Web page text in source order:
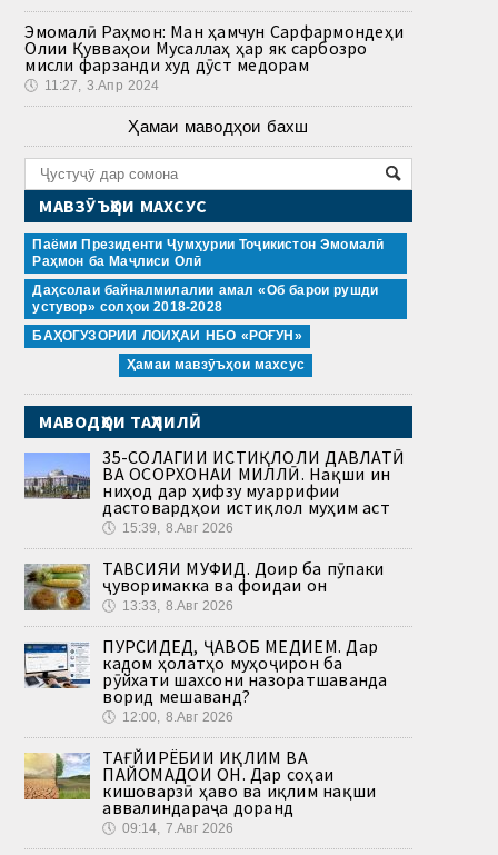
Эмомалӣ Раҳмон: Ман ҳамчун Сарфармондеҳи
Олии Қувваҳои Мусаллаҳ ҳар як сарбозро
мисли фарзанди худ дӯст медорам
🕔 11:27, 3.Апр 2024
Ҳамаи маводҳои бахш
МАВЗӮЪҲОИ МАХСУС
Паёми Президенти Ҷумҳурии Тоҷикистон Эмомалӣ
Раҳмон ба Маҷлиси Олӣ
Даҳсолаи байналмилалии амал «Об барои рушди
устувор» солҳои 2018-2028
БАҲОГУЗОРИИ ЛОИҲАИ НБО «РОҒУН»
Ҳамаи мавзӯъҳои махсус
МАВОДҲОИ ТАҲЛИЛӢ
35-СОЛАГИИ ИСТИҚЛОЛИ ДАВЛАТӢ
ВА ОСОРХОНАИ МИЛЛӢ. Нақши ин
ниҳод дар ҳифзу муаррифии
дастовардҳои истиқлол муҳим аст
🕔 15:39, 8.Авг 2026
ТАВСИЯИ МУФИД. Доир ба пӯпаки
ҷуворимакка ва фоидаи он
🕔 13:33, 8.Авг 2026
ПУРСИДЕД, ҶАВОБ МЕДИҲЕМ. Дар
кадом ҳолатҳо муҳоҷирон ба
рӯйхати шахсони назоратшаванда
ворид мешаванд?
🕔 12:00, 8.Авг 2026
ТАҒЙИРЁБИИ ИҚЛИМ ВА
ПАЙОМАДҲОИ ОН. Дар соҳаи
кишоварзӣ ҳаво ва иқлим нақши
аввалиндараҷа доранд
🕔 09:14, 7.Авг 2026